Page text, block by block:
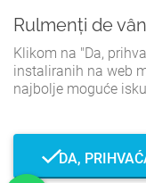
POLITIKA PRIVATNOSTI
PRAVILA O KOLAČIĆIMA
KONTAKT
Rulmenți de
Klikom na "Da,
instaliranih na web
najbolje moguće
DA,